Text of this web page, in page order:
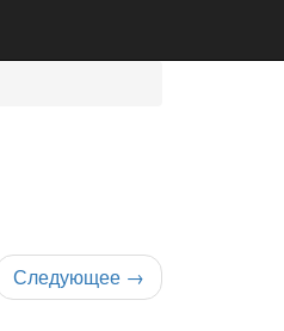
Следующее →